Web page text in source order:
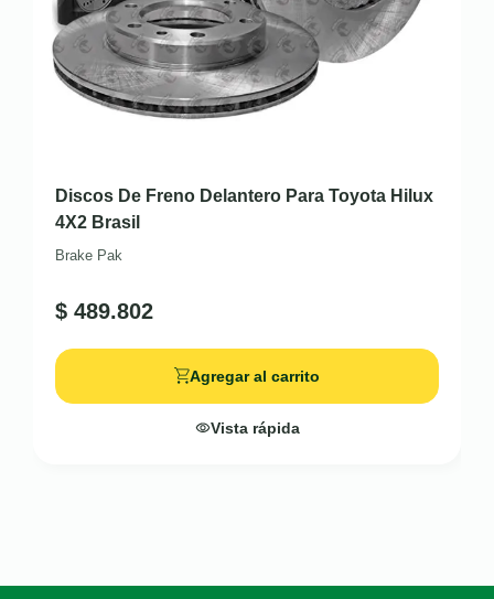
Discos De Freno Delantero Para Toyota Hilux
4X2 Brasil
Brake Pak
$ 489.802
Agregar al carrito
Vista rápida